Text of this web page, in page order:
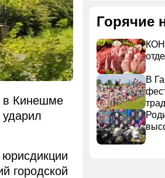
в Кинешме
городской
Горячие
В